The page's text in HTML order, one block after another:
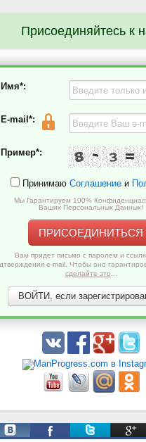
Присоединяйтесь к
Имя*:
E-mail*:
Пример*:
Принимаю Соглашениеи
Мы Гарантируем 100%
Ваших Персональных Данных!
ПРИСОЕДИНИТЬСЯ
Вам придет письмо с паролем и
e-mail. Чтобы оно
сделайте это
ВОЙТИ, если